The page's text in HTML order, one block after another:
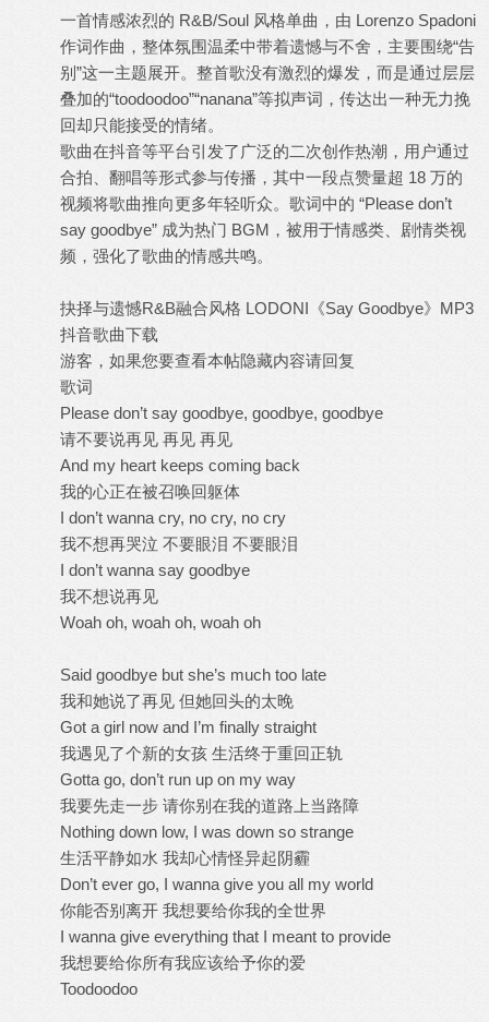
一首情感浓烈的 R&B/Soul 风格单曲，由 Lorenzo Spadoni
作词作曲，整体氛围温柔中带着遗憾与不舍，主要围绕“告
别”这一主题展开。整首歌没有激烈的爆发，而是通过层层
叠加的“toodoodoo”“nanana”等拟声词，传达出一种无力挽
回却只能接受的情绪。
歌曲在抖音等平台引发了广泛的二次创作热潮，用户通过
合拍、翻唱等形式参与传播，其中一段点赞量超 18 万的
视频将歌曲推向更多年轻听众。歌词中的 “Please don’t
say goodbye” 成为热门 BGM，被用于情感类、剧情类视
频，强化了歌曲的情感共鸣。
抉择与遗憾R&B融合风格 LODONI《Say Goodbye》MP3
抖音歌曲下载
游客，如果您要查看本帖隐藏内容请回复
歌词
Please don’t say goodbye, goodbye, goodbye
请不要说再见 再见 再见
And my heart keeps coming back
我的心正在被召唤回躯体
I don’t wanna cry, no cry, no cry
我不想再哭泣 不要眼泪 不要眼泪
I don’t wanna say goodbye
我不想说再见
Woah oh, woah oh, woah oh
Said goodbye but she’s much too late
我和她说了再见 但她回头的太晚
Got a girl now and I’m finally straight
我遇见了个新的女孩 生活终于重回正轨
Gotta go, don’t run up on my way
我要先走一步 请你别在我的道路上当路障
Nothing down low, I was down so strange
生活平静如水 我却心情怪异起阴霾
Don’t ever go, I wanna give you all my world
你能否别离开 我想要给你我的全世界
I wanna give everything that I meant to provide
我想要给你所有我应该给予你的爱
Toodoodoo